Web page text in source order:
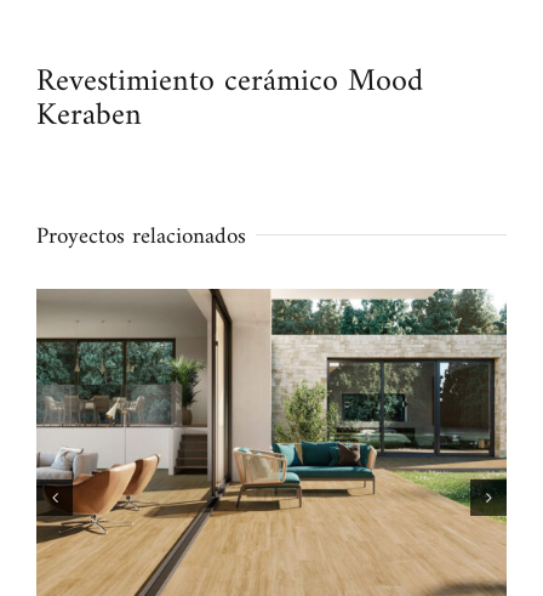
Revestimiento cerámico Mood
Keraben
Proyectos relacionados